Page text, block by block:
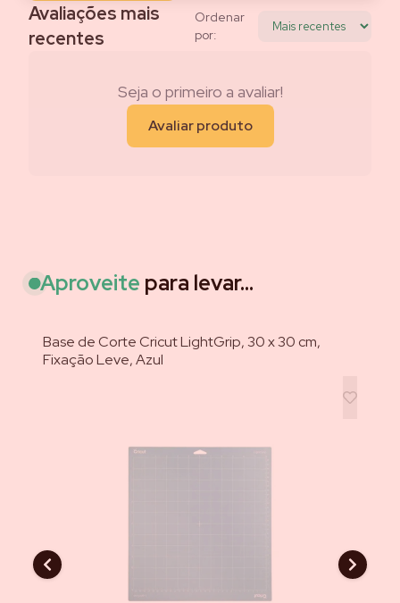
Avaliações mais
recentes
Ordenar
por:
Seja o primeiro a avaliar!
Avaliar produto
Aproveite para levar...
Base de Corte Cricut LightGrip, 30 x 30 cm,
Fixação Leve, Azul